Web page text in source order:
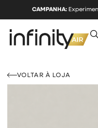
CAMPANHA:
VOLTAR À LOJA